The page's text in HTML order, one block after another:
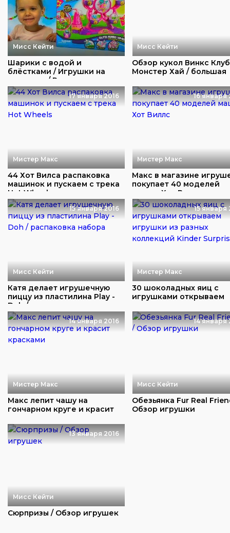
Мисс Кейти
Шарики с водой и
блёстками / Игрушки на
карусели / Распаковк...
Мисс Кейти
Обзор кукол Винкс
Монстер Хай / большая
17 января 2016
Мистер Макс
44 Хот Вилса распаковка
машинок и пускаем с трека
Hot Wheels...
16 января
Мистер Макс
Макс в магазине
покупает 40 моделей
машин Хот Виллс
15 января 2016
Мисс Кейти
Катя делает игрушечную
пиццу из пластилина Play -
Doh / расп...
15 января
Мистер Макс
30 шоколадных яиц с
игрушками открываем
14 января 2016
Мистер Макс
Макс лепит чашу на
гончарном круге и красит
14 января
Мисс Кейти
Обезьянка Fur Real
Обзор игрушки
13 января 2016
Мисс Кейти
Сюрпризы / Обзор игрушек